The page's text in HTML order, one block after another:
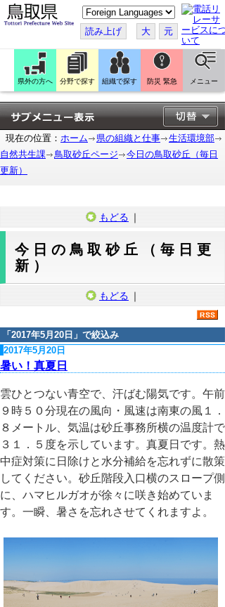
こ
の
ペ
ー
ジ
翻
訳
す
る
読み上げ 大 元
県外の方へ 分野で探す 組織で探す 防災 緊急 メニュー
現在の位置： ホーム 県の組織と仕事
生活環境部
自然共生課
鳥取砂丘ページ
今日の鳥取砂丘（毎日
更新）
もどる ｜
今日の鳥取砂丘（毎日更
新）
もどる ｜
「 2017年5月20日 」で絞込み
2017年5月20日
暑い！真夏日
雲ひとつない青空で、汗ばむ陽気です。午前
９時５０分現在の風向・風速は南東の風１．
８メートル、気温は砂丘事務所横の温度計で
３１．５度を示しています。真夏日です。熱
中症対策に日除けと水分補給を忘れずに散策
してください。砂丘階段入口横のスロープ側
に、ハマヒルガオが徐々に咲き始めていま
す。一瞬、暑さを忘れさせてくれますよ。